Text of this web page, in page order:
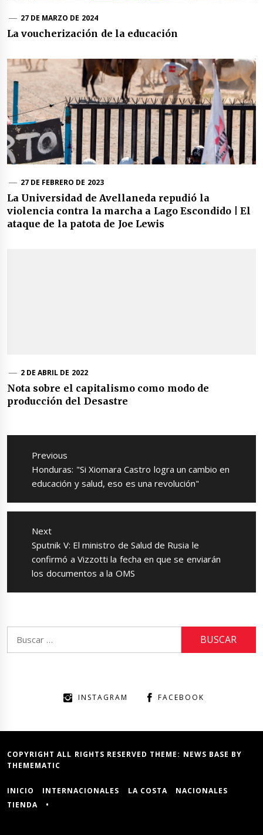
27 DE MARZO DE 2024
La voucherización de la educación
27 DE FEBRERO DE 2023
La Universidad de Avellaneda repudió la
violencia contra la marcha a Lago Escondido | El
ataque de la patota de Joe Lewis
2 DE ABRIL DE 2022
Nota sobre el capitalismo como modo de
producción del Desastre
Navegación
entradas
Previous
Previous
post:
Honduras: "Si Xiomara Castro logra un cambio en
educación y salud, eso es una revolución"
Next
Next
post:
Sputnik V: El ministro de Salud de Rusia le
confirmó a Vizzotti la fecha en que se enviarán
los documentos a la OMS
INSTAGRAM FACEBOOK
COPYRIGHT ALL RIGHTS RESERVED THEME: NEWS BASE BY
THEMEMATIC
INICIO INTERNACIONALES LA COSTA
NACIONALES
TIENDA
•